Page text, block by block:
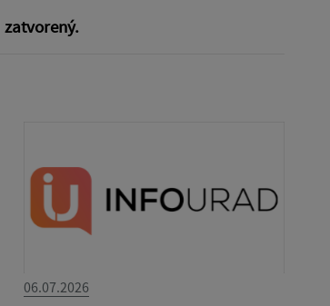
zatvorený.
06.07.2026